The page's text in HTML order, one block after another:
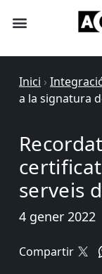
Inici ›
a la signatura
serveis
4 gener 2022
Compartir